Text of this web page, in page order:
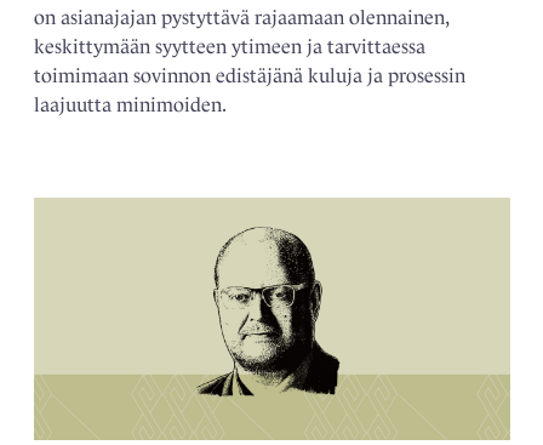
on asianajajan pystyttävä rajaamaan olennainen,
keskittymään syytteen ytimeen ja tarvittaessa
toimimaan sovinnon edistäjänä kuluja ja prosessin
laajuutta minimoiden.